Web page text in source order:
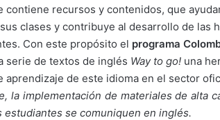
contiene recursos y contenidos, que
clases y contribuye al desarrollo de las
Con este propósito el programa
serie de textos de inglés Way to go! una
aprendizaje de este idioma en el sector
la implementación de materiales de alta
se comuniquen en inglés.